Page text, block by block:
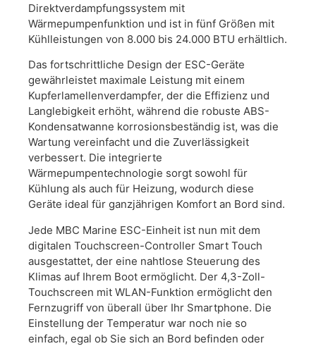
Direktverdampfungssystem mit
Wärmepumpenfunktion und ist in fünf Größen mit
Kühlleistungen von 8.000 bis 24.000 BTU erhältlich.
Das fortschrittliche Design der ESC-Geräte
gewährleistet maximale Leistung mit einem
Kupferlamellenverdampfer, der die Effizienz und
Langlebigkeit erhöht, während die robuste ABS-
Kondensatwanne korrosionsbeständig ist, was die
Wartung vereinfacht und die Zuverlässigkeit
verbessert. Die integrierte
Wärmepumpentechnologie sorgt sowohl für
Kühlung als auch für Heizung, wodurch diese
Geräte ideal für ganzjährigen Komfort an Bord sind.
Jede MBC Marine ESC-Einheit ist nun mit dem
digitalen Touchscreen-Controller Smart Touch
ausgestattet, der eine nahtlose Steuerung des
Klimas auf Ihrem Boot ermöglicht. Der 4,3-Zoll-
Touchscreen mit WLAN-Funktion ermöglicht den
Fernzugriff von überall über Ihr Smartphone. Die
Einstellung der Temperatur war noch nie so
einfach, egal ob Sie sich an Bord befinden oder